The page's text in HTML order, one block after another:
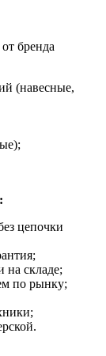
бренда
(навесные,
цепочки
на складе;
по рынку;